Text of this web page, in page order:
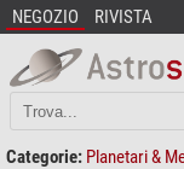
NEGOZIO RIVISTA
Categorie: Planetari &